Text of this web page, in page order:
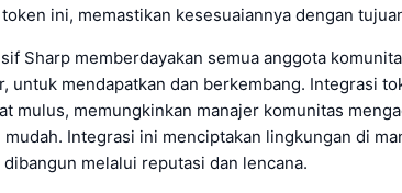
ini, memastikan kesesuaiannya dengan
Sharp memberdayakan semua anggota
untuk mendapatkan dan berkembang. Integrasi
mulus, memungkinkan manajer komunitas
mudah. Integrasi ini menciptakan lingkungan di
melalui reputasi dan lencana.